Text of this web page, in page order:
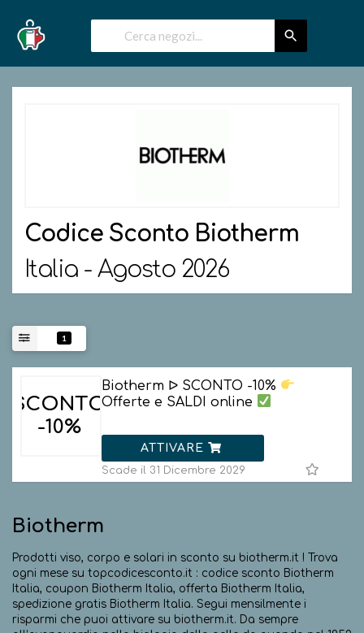
Codice Sconto Biotherm
Italia - Agosto 2026
1
SCONTO
-10%
Biotherm ᐅ SCONTO -10%
Offerte e SALDI online
ATTIVARE
Scade il 31 Dicembre 2029
Biotherm
Prodotti viso, corpo e solari in sconto su biotherm.it ! Trova
ogni mese su topcodicesconto.it : codice sconto Biotherm
Italia, coupon Biotherm Italia, offerta Biotherm Italia,
spedizione gratis Biotherm Italia. Segui mensilmente i
risparmi che puoi attivare su biotherm.it. Da sempre